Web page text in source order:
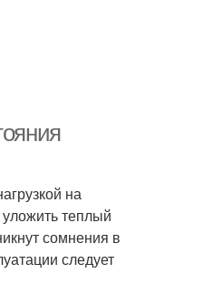
на
теплый
сомнения в
следует